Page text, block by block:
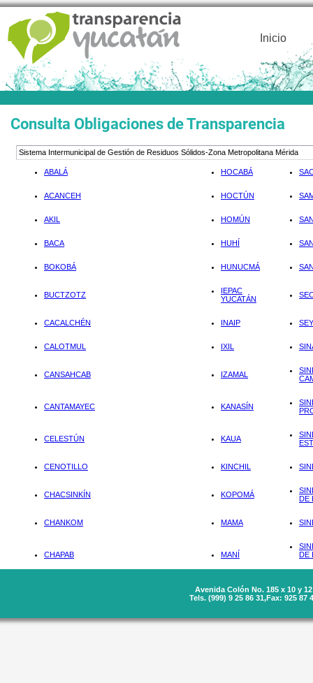
Inicio
Consulta Obligaciones de Transparencia
Avenida Colón No. 185 x 10 y
Tels. (999) 9 25 86 31,Fax: 925